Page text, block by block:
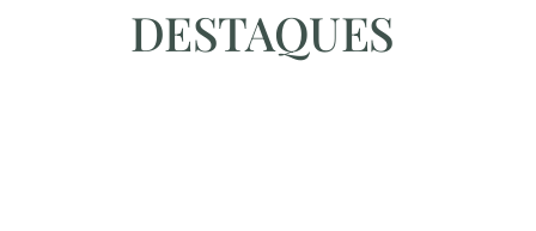
DESTAQUES